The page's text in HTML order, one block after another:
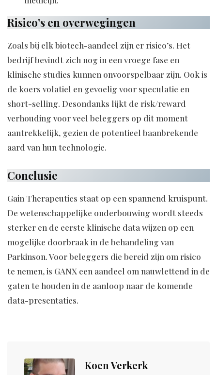
Risico’s en overwegingen
Zoals bij elk biotech-aandeel zijn er risico’s. Het
bedrijf bevindt zich nog in een vroege fase en
klinische studies kunnen onvoorspelbaar zijn. Ook is
de koers volatiel en gevoelig voor speculatie en
short-selling. Desondanks lijkt de risk/reward
verhouding voor veel beleggers op dit moment
aantrekkelijk, gezien de potentieel baanbrekende
aard van hun technologie.
Conclusie
Gain Therapeutics staat op een spannend kruispunt.
De wetenschappelijke onderbouwing wordt steeds
sterker en de eerste klinische data wijzen op een
mogelijke doorbraak in de behandeling van
Parkinson. Voor beleggers die bereid zijn om risico
te nemen, is GANX een aandeel om nauwlettend in de
gaten te houden in de aanloop naar de komende
data-presentaties.
Koen Verkerk